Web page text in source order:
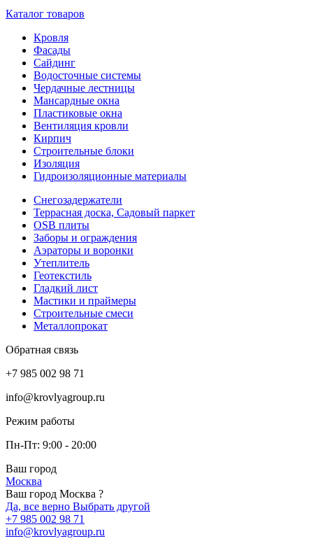
Каталог товаров
Кровля
Фасады
Сайдинг
Водосточные системы
Чердачные лестницы
Мансардные окна
Пластиковые окна
Вентиляция кровли
Кирпич
Строительные блоки
Изоляция
Гидроизоляционные материалы
Снегозадержатели
Террасная доска, Садовый паркет
OSB плиты
Заборы и ограждения
Аэраторы и воронки
Утеплитель
Геотекстиль
Гладкий лист
Мастики и праймеры
Строительные смеси
Металлопрокат
Обратная связь
+7 985 002 98 71
info@krovlyagroup.ru
Режим работы
Пн-Пт: 9:00 - 20:00
Ваш город
Москва
Ваш город Москва ?
Да, все верно Выбрать другой
+7 985 002 98 71
info@krovlyagroup.ru